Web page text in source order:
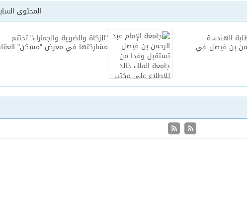
المحتوى
"الزكاة والضريبة والجمارك" تختتم
مشاركتها في معرض "مسكن"
الهندسة
بن فيصل في